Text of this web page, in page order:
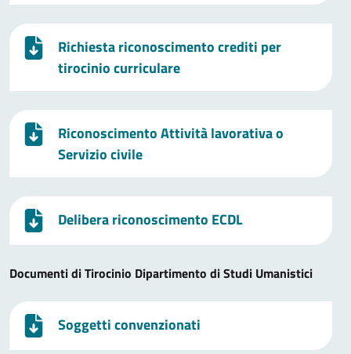
Richiesta riconoscimento crediti per
tirocinio curriculare
Riconoscimento Attività lavorativa o
Servizio civile
Delibera riconoscimento ECDL
Documenti di Tirocinio Dipartimento di Studi Umanistici
Soggetti convenzionati